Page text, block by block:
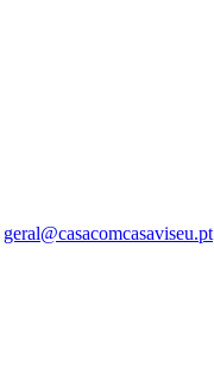
geral@casacomcasaviseu.pt